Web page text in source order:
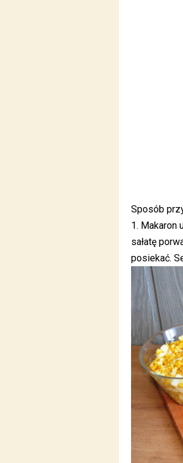
Sposób
1. Makaron
sałatę
posiekać.